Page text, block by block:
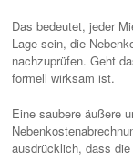
Das bedeutet, jeder
Lage sein, die
nachzuprüfen. Geht
formell wirksam ist.
Eine saubere äußere
ausdrücklich, dass